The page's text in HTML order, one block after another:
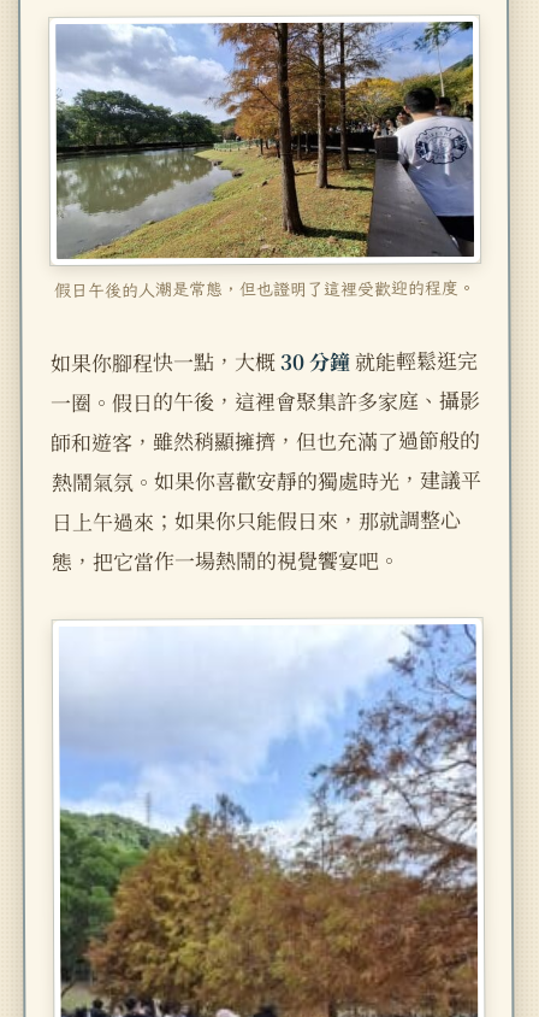
假日午後的人潮是常態，但也證明了這裡受歡迎的程度。
如果你腳程快一點，大概30 分鐘就能輕鬆逛完
一圈。假日的午後，這裡會聚集許多家庭、攝影
師和遊客，雖然稍顯擁擠，但也充滿了過節般的
熱鬧氣氛。如果你喜歡安靜的獨處時光，建議平
日上午過來；如果你只能假日來，那就調整心
態，把它當作一場熱鬧的視覺饗宴吧。